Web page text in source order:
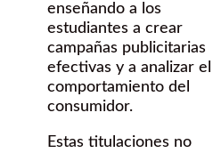
enseñando a los
estudiantes a crear
campañas publicitarias
efectivas y a analizar el
comportamiento del
consumidor.
Estas titulaciones no